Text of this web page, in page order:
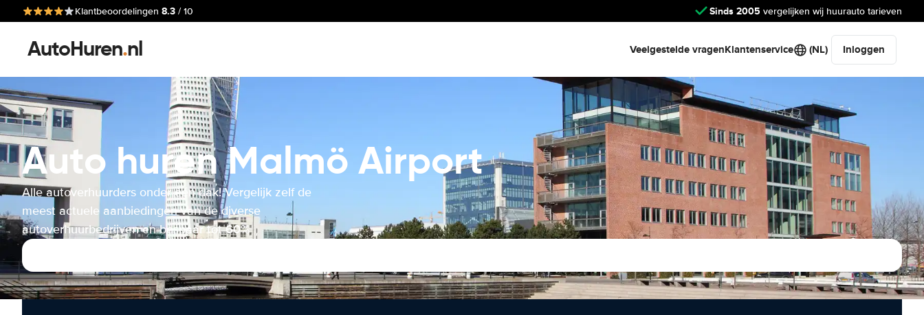
Klantbeoordelingen 8.3 / 10 Sinds 2005 vergelijken wij huurauto tarieven
AutoHuren.nl Veelgestelde vragenKlantenservice (NL) Inloggen
Auto huren Malmö Airport
Alle autoverhuurders onder één dak! Vergelijk zelf de
meest actuele aanbiedingen van de diverse
autoverhuurbedrijven en bespaar tot 60%